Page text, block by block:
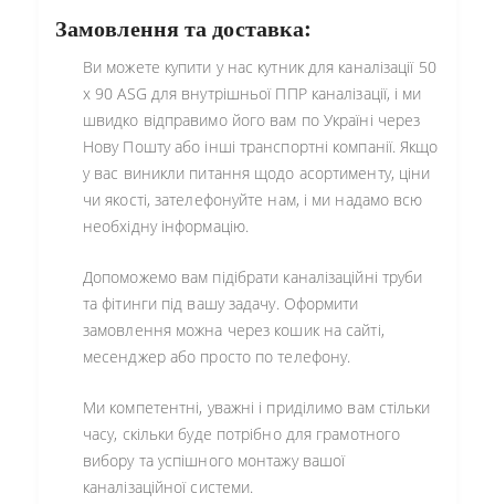
Замовлення та доставка:
Ви можете купити у нас кутник для каналізації 50
х 90 ASG для внутрішньої ППР каналізації, і ми
швидко відправимо його вам по Україні через
Нову Пошту або інші транспортні компанії. Якщо
у вас виникли питання щодо асортименту, ціни
чи якості, зателефонуйте нам, і ми надамо всю
необхідну інформацію.
Допоможемо вам підібрати каналізаційні труби
та фітинги під вашу задачу. Оформити
замовлення можна через кошик на сайті,
месенджер або просто по телефону.
Ми компетентні, уважні і приділимо вам стільки
часу, скільки буде потрібно для грамотного
вибору та успішного монтажу вашої
каналізаційної системи.